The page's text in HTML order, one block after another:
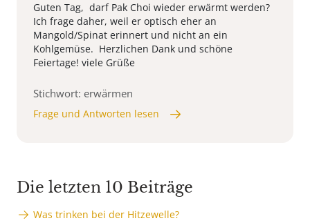
Guten Tag, darf Pak Choi wieder erwärmt werden?
Ich frage daher, weil er optisch eher an
Mangold/Spinat erinnert und nicht an ein
Kohlgemüse. Herzlichen Dank und schöne
Feiertage! viele Grüße
Stichwort: erwärmen
Frage und Antworten lesen
Die letzten 10 Beiträge
Was trinken bei der Hitzewelle?